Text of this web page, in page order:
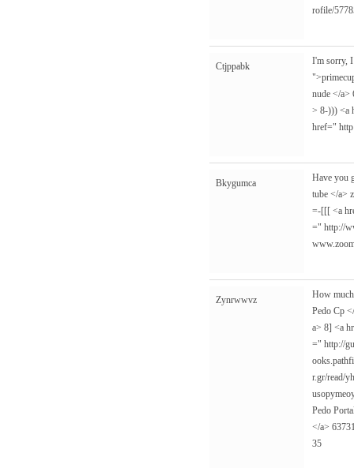
rofile/
Ctjppabk
I'm sorry,
nude </
> 8-))) <a
href="
Bkygumca
Have you
tube </a>
=-[[[ <a
=" http://
Zynrwwvz
How
Pedo Cp
a> 8] <a
=" http://
r.gr/read/
Pedo
</a>
35